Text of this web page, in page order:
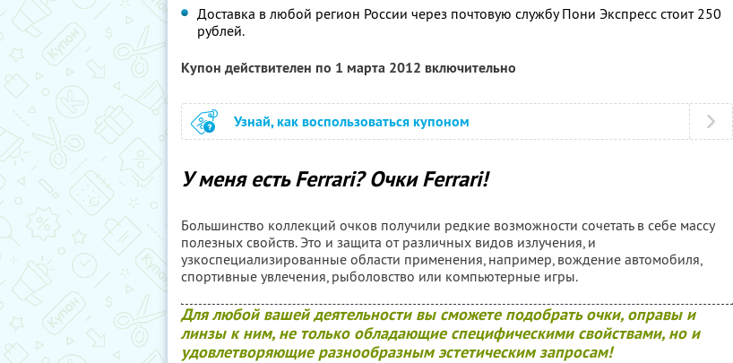
Доставка в любой регион России через почтовую службу Пони Экспресс стоит 250
рублей.
Купон действителен по 1 марта 2012 включительно
Узнай, как воспользоваться купоном
У меня есть Ferrari? Очки Ferrari!
Большинство коллекций очков получили редкие возможности сочетать в себе массу
полезных свойств. Это и защита от различных видов излучения, и
узкоспециализированные области применения, например, вождение автомобиля,
спортивные увлечения, рыболовство или компьютерные игры.
Для любой вашей деятельности вы сможете подобрать очки, оправы и
линзы к ним, не только обладающие специфическими свойствами, но и
удовлетворяющие разнообразным эстетическим запросам!